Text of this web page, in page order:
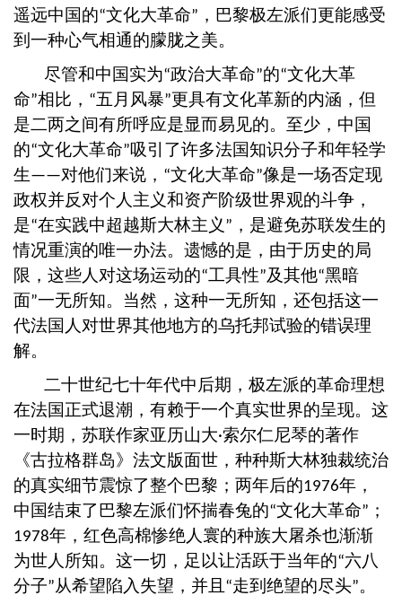
遥远中国的“文化大革命” ，巴黎极左派们更能感受
到一种心气相通的朦胧之美。
尽管和中国实为“政治大革命”的“文化大革
命”相比， “五月风暴”更具有文化革新的内涵，但
是二两之间有所呼应是显而易见的。至少，中国
的“文化大革命”吸引了许多法国知识分子和年轻学
生——对他们来说， “文化大革命”像是一场否定现
政权并反对个人主义和资产阶级世界观的斗争，
是“在实践中超越斯大林主义 ” ，是避免苏联发生的
情况重演的唯一办法。遗憾的是，由于历史的局
限，这些人对这场运动的“工具性”及其他“黑暗
面”一无所知。当然，这种一无所知，还包括这一
代法国人对世界其他地方的乌托邦试验的错误理
解。
二十世纪七十年代中后期，极左派的革命理想
在法国正式退潮，有赖于一个真实世界的呈现。这
一时期，苏联作家亚历山大·索尔仁尼琴的著作
《古拉格群岛》法文版面世，种种斯大林独裁统治
的真实细节震惊了整个巴黎；两年后的1976年，
中国结束了巴黎左派们怀揣春兔的“文化大革命” ；
1978年，红色高棉惨绝人寰的种族大屠杀也渐渐
为世人所知。这一切，足以让活跃于当年的“六八
分子”从希望陷入失望，并且 “走到绝望的尽头”。